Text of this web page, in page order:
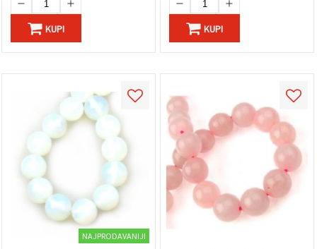
KUPI KUPI
NAJPRODAVANIJI